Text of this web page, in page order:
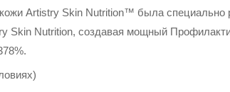
Artistry Skin Nutrition™ была специально
Skin Nutrition, создавая мощный